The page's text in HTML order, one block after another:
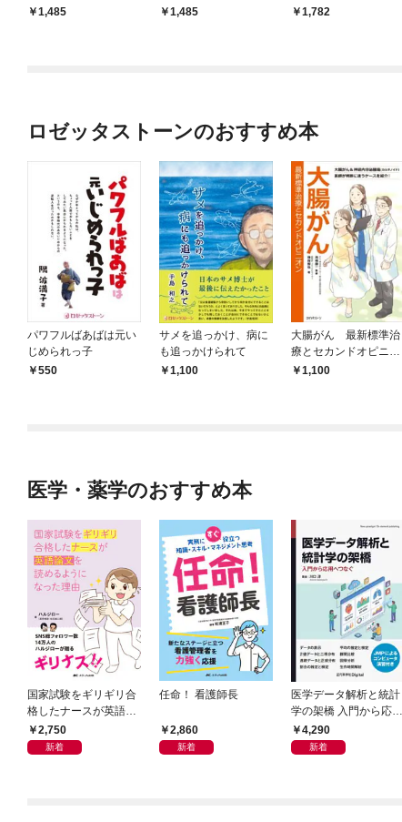
ホン［令和6年診療報
1,485
1,485
ン1,782
ロゼッタストーンのおすすめ本
パワフルばあばは元い
じめられっ子
550
サメを追っかけ、病に
も追っかけられて
1,100
大腸がん 最新標準治
療とセカンドオピニオ
ン大腸がん＆神経内分
1,100
医学・薬学のおすすめ本
国家試験をギリギリ合
格したナースが英語論
文を読めるようになっ
た理由
2,750
新着
任命！ 看護師長
2,860
新着
医学データ解析と統計
学の架橋 入門から応用
へつなぐ
4,290
新着